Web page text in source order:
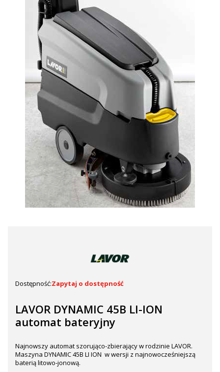
Dostępność:Zapytaj o dostępność
LAVOR DYNAMIC 45B LI-ION
automat bateryjny
Najnowszy automat szorująco-zbierający w rodzinie LAVOR.
Maszyna DYNAMIC 45B LI ION w wersji z najnowocześniejszą
baterią litowo-jonową.